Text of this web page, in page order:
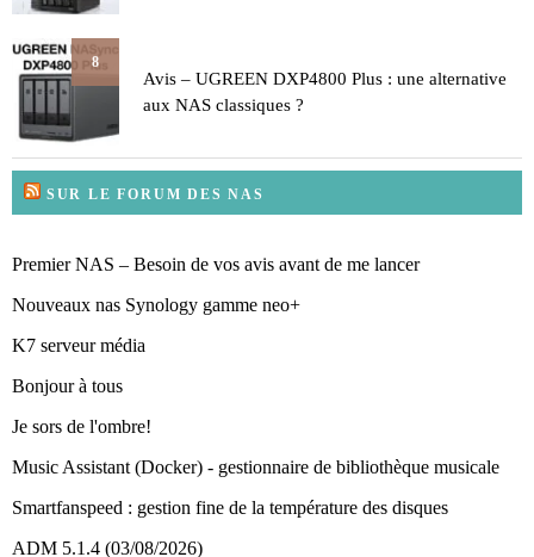
8
Avis – UGREEN DXP4800 Plus : une alternative
aux NAS classiques ?
SUR LE FORUM DES NAS
Premier NAS – Besoin de vos avis avant de me lancer
Nouveaux nas Synology gamme neo+
K7 serveur média
Bonjour à tous
Je sors de l'ombre!
Music Assistant (Docker) - gestionnaire de bibliothèque musicale
Smartfanspeed : gestion fine de la température des disques
ADM 5.1.4 (03/08/2026)